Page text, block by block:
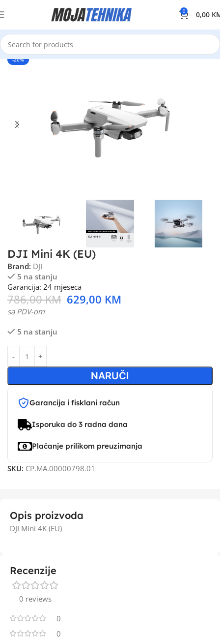
0 0,00
-20%
DJI Mini 4K (EU)
Brand: DJI
5 na stanju
Garancija: 24 mjeseca
786,00KM 629,00 KM
sa PDV-om
5 na stanju
NARUČI
Garancija i fisklani račun
Isporuka do 3 radna dana
Plaćanje prilikom preuzimanja
SKU: CP.MA.00000798.01
Opis proizvoda
DJI Mini 4K (EU)
Recenzije
0 reviews
0
0